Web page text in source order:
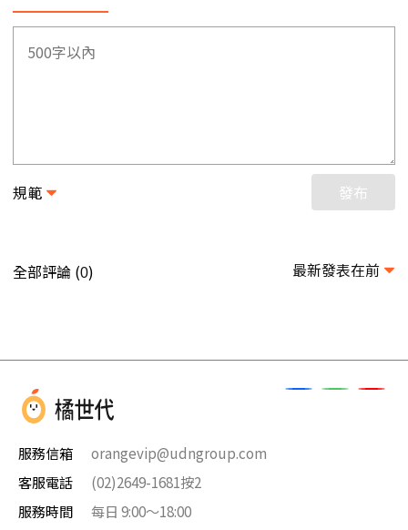
規範 發布
全部評論 (0) 最新發表在前
服務信箱
orangevip@udngroup.com
客服電話
(02)2649-1681按2
服務時間
每日 9:00～18:00